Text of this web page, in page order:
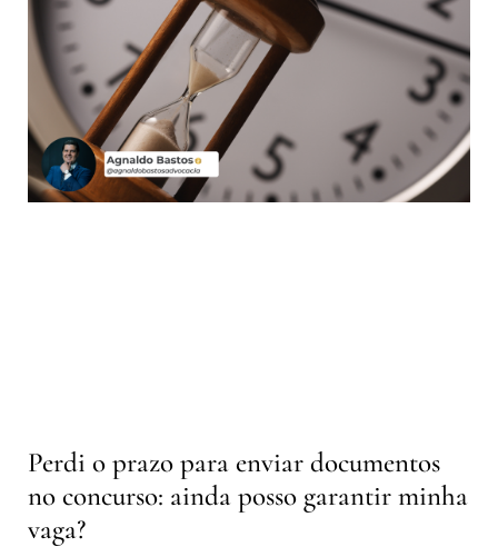
Perdi o prazo para enviar documentos
no concurso: ainda posso garantir minha
vaga?